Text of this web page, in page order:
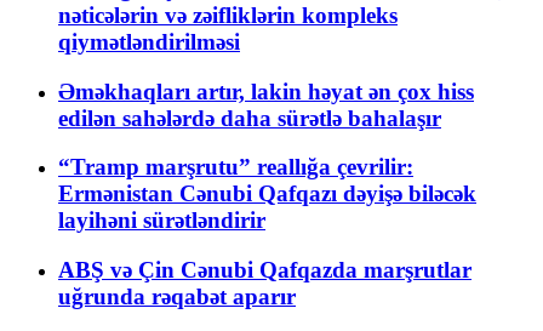
nəticələrin və zəifliklərin kompleks
qiymətləndirilməsi
Əməkhaqları artır, lakin həyat ən çox hiss
edilən sahələrdə daha sürətlə bahalaşır
“Tramp marşrutu” reallığa çevrilir:
Ermənistan Cənubi Qafqazı dəyişə biləcək
layihəni sürətləndirir
ABŞ və Çin Cənubi Qafqazda marşrutlar
uğrunda rəqabət aparır